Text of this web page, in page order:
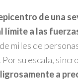
de una
límite a las
miles de
su escala,
a